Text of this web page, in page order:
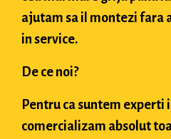
ajutam sa il montezi fara
in service.
De ce noi?
Pentru ca suntem experti
comercializam absolut